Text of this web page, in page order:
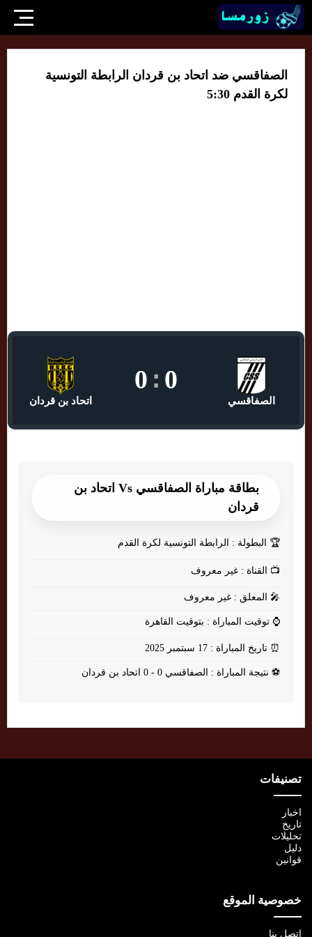
الصفاقسي ضد اتحاد بن قردان الرابطة التونسية
لكرة القدم 5:30
الصفاقسي
0
:
0
اتحاد بن قردان
بطاقة مباراة الصفاقسي Vs اتحاد بن
قردان
🏆 البطولة : الرابطة التونسية لكرة القدم
📺 القناة : غير معروف
🎤 المعلق : غير معروف
⌚ توقيت المباراة : بتوقيت القاهرة
⏰ تاريخ المباراة : 17 سبتمبر 2025
⚽ نتيجة المباراة : الصفاقسي 0 - 0 اتحاد بن قردان
تصنيفات
اخبار
تاريخ
تحليلات
دليل
قوانين
خصوصية الموقع
اتصل بنا